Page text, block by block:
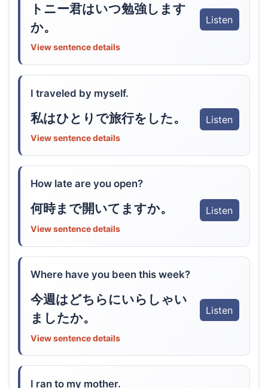
トニー君はいつ勉強します
か。
Listen
View sentence details
I traveled by myself.
私はひとりで旅行をした。 Listen
View sentence details
How late are you open?
何時まで開いてますか。 Listen
View sentence details
Where have you been this week?
今週はどちらにいらしゃい
ましたか。
Listen
View sentence details
I ran to my mother.